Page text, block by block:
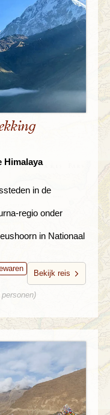
Himalaya
in de
regio onder
in Nationaal
Bekijk reis